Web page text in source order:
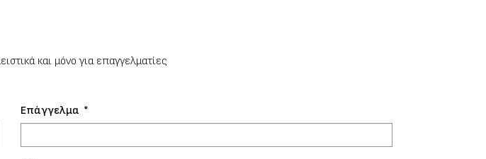
και μόνο για επαγγελματίες
Επάγγελμα *